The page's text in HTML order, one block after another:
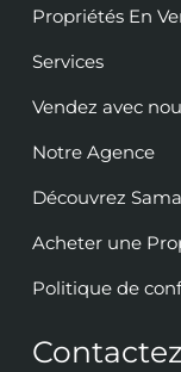
Propriétés En
Services
Vendez avec
Notre Agence
Découvrez
Acheter une
Politique de